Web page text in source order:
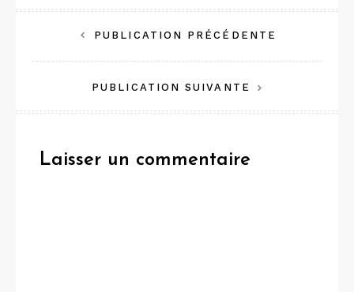
Navigation
de
l’article
PUBLICATION PRÉCÉDENTE
PUBLICATION SUIVANTE
Laisser un commentaire